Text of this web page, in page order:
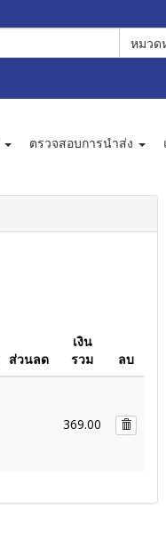
หมวด
ตรวจสอบการนำส่ง
ส่วนลด
เงิน
รวม
ลบ
369.00